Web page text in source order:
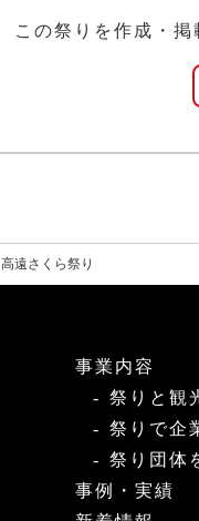
この祭りを作成・
高遠さくら祭り
事業内容
祭りと観
祭りで企
祭り団体
事例・実績